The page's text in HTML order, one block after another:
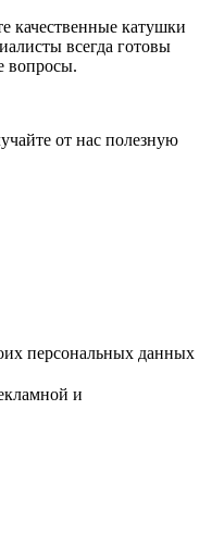
качественные катушки
всегда готовы
вопросы.
от нас полезную
персональных данных
и